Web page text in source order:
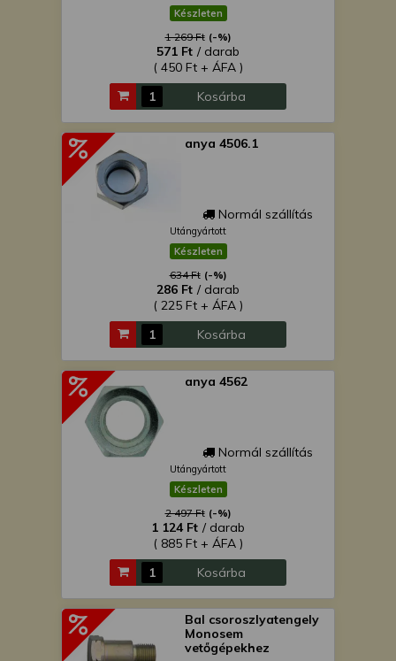
Készleten
1 269 Ft (-%)
571 Ft / darab
( 450 Ft + ÁFA )
Kosárba
anya 4506.1
Normál szállítás
Utángyártott
Készleten
634 Ft (-%)
286 Ft / darab
( 225 Ft + ÁFA )
Kosárba
anya 4562
Normál szállítás
Utángyártott
Készleten
2 497 Ft (-%)
1 124 Ft / darab
( 885 Ft + ÁFA )
Kosárba
Bal csoroszlyatengely
Monosem
vetőgépekhez